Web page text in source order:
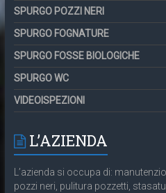
SPURGO POZZI NERI
SPURGO FOGNATURE
SPURGO FOSSE BIOLOGICHE
SPURGO WC
VIDEOISPEZIONI
L’AZIENDA
L’azienda si occupa di:
pozzi neri, pulitura pozzetti,